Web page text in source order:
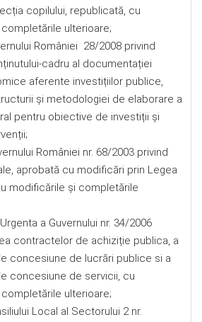
copilului, republicată, cu
ulterioare;
României 28/2008 privind
cadru al documentației
aferente investițiilor publice,
şi metodologiei de elaborare a
pentru obiective de investiții şi
României nr. 68/2003 privind
aprobată cu modificări prin Legea
modificările şi completările
a Guvernului nr. 34/2006
contractelor de achiziție publica, a
concesiune de lucrări publice si a
concesiune de servicii, cu
ulterioare;
Local al Sectorului 2 nr.